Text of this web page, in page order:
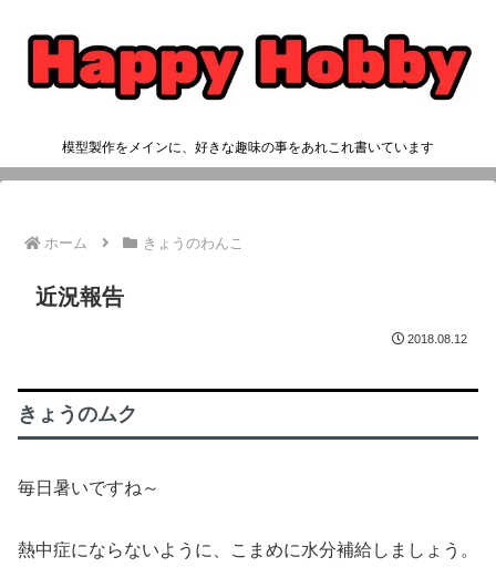
模型製作をメインに、好きな趣味の事をあれこれ書いています
ホーム きょうのわんこ
近況報告
2018.08.12
きょうのムク
毎日暑いですね～
熱中症にならないように、こまめに水分補給しましょう。